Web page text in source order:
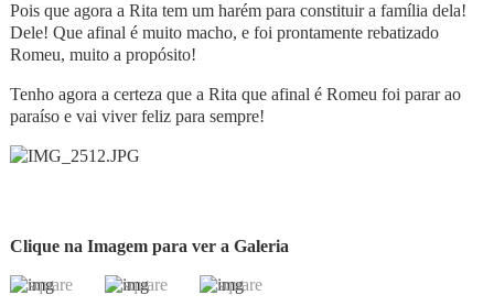
Pois que agora a Rita tem um harém para constituir a família dela!
Dele! Que afinal é muito macho, e foi prontamente rebatizado
Romeu, muito a propósito!
Tenho agora a certeza que a Rita que afinal é Romeu foi parar ao
paraíso e vai viver feliz para sempre!
Clique na Imagem para ver a Galeria